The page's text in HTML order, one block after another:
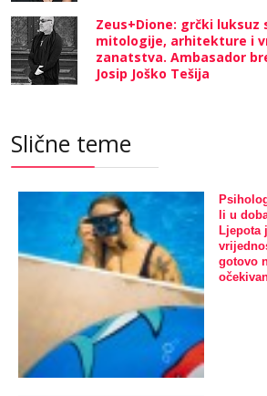
Zeus+Dione: grčki luksuz
mitologije, arhitekture i
zanatstva. Ambasador
Josip Joško Tešija
Slične teme
li u
Ljepota
gotovo